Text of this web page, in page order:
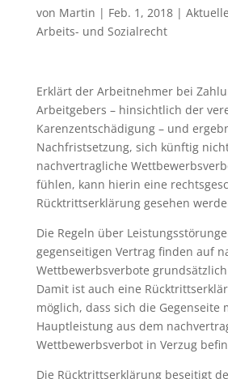
von Martin | Feb. 1, 2018|
Arbeits- und Sozialrecht
Erklärt der Arbeitnehmer bei
Arbeitgebers – hinsichtlich der
Karenzentschädigung – und
Nachfristsetzung, sich künftig
nachvertragliche
fühlen, kann hierin eine
Rücktrittserklärung gesehen
Die Regeln über
gegenseitigen Vertrag finden auf
Wettbewerbsverbote
Damit ist auch eine
möglich, dass sich die Gegenseite
Hauptleistung aus dem
Wettbewerbsverbot in Verzug
Die Rücktrittserklärung beseitigt